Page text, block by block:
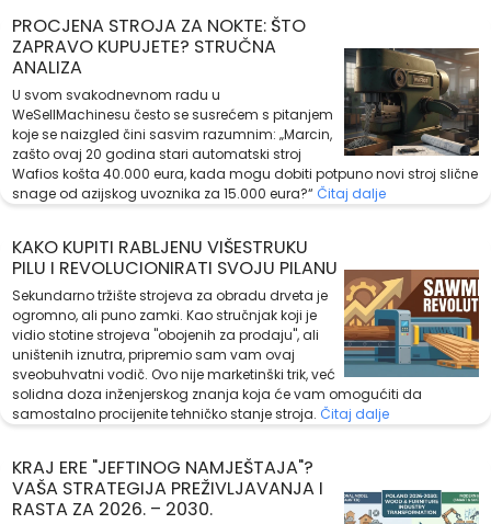
PROCJENA STROJA ZA NOKTE: ŠTO
ZAPRAVO KUPUJETE? STRUČNA
ANALIZA
U svom svakodnevnom radu u
WeSellMachinesu često se susrećem s pitanjem
koje se naizgled čini sasvim razumnim: „Marcin,
zašto ovaj 20 godina stari automatski stroj
Wafios košta 40.000 eura, kada mogu dobiti potpuno novi stroj slične
snage od azijskog uvoznika za 15.000 eura?“ Čitaj dalje
KAKO KUPITI RABLJENU VIŠESTRUKU
PILU I REVOLUCIONIRATI SVOJU PILANU
Sekundarno tržište strojeva za obradu drveta je
ogromno, ali puno zamki. Kao stručnjak koji je
vidio stotine strojeva "obojenih za prodaju", ali
uništenih iznutra, pripremio sam vam ovaj
sveobuhvatni vodič. Ovo nije marketinški trik, već
solidna doza inženjerskog znanja koja će vam omogućiti da
samostalno procijenite tehničko stanje stroja. Čitaj dalje
KRAJ ERE "JEFTINOG NAMJEŠTAJA"?
VAŠA STRATEGIJA PREŽIVLJAVANJA I
RASTA ZA 2026. – 2030.